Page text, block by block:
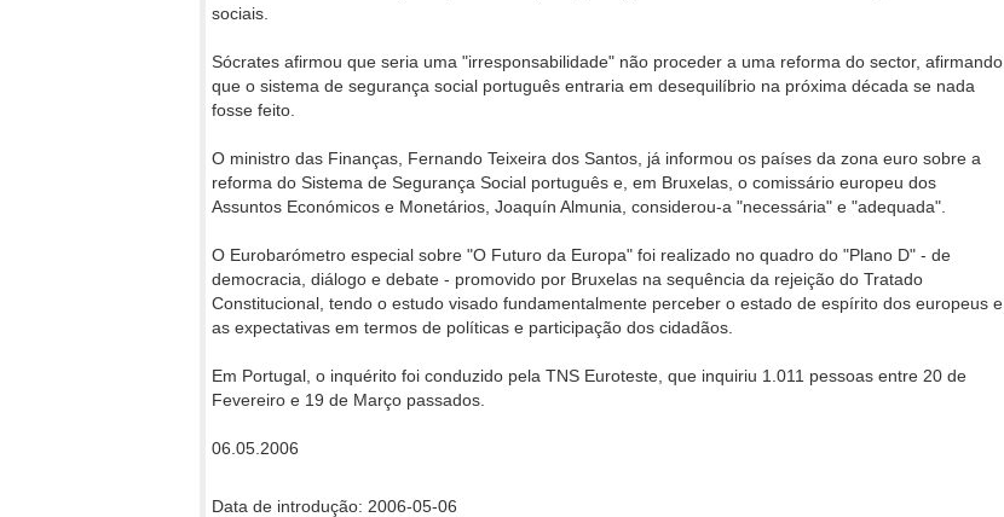
sociais.
Sócrates afirmou que seria uma "irresponsabilidade" não proceder a uma reforma do sector, afirmando
que o sistema de segurança social português entraria em desequilíbrio na próxima década se nada
fosse feito.
O ministro das Finanças, Fernando Teixeira dos Santos, já informou os países da zona euro sobre a
reforma do Sistema de Segurança Social português e, em Bruxelas, o comissário europeu dos
Assuntos Económicos e Monetários, Joaquín Almunia, considerou-a "necessária" e "adequada".
O Eurobarómetro especial sobre "O Futuro da Europa" foi realizado no quadro do "Plano D" - de
democracia, diálogo e debate - promovido por Bruxelas na sequência da rejeição do Tratado
Constitucional, tendo o estudo visado fundamentalmente perceber o estado de espírito dos europeus e
as expectativas em termos de políticas e participação dos cidadãos.
Em Portugal, o inquérito foi conduzido pela TNS Euroteste, que inquiriu 1.011 pessoas entre 20 de
Fevereiro e 19 de Março passados.
06.05.2006
Data de introdução: 2006-05-06